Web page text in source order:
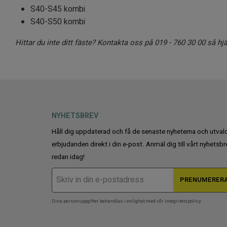
S40-S45 kombi
S40-S50 kombi
Hittar du inte ditt fäste? Kontakta oss på 019 - 760 30 00 så
NYHETSBREV
Håll dig uppdaterad och få de senaste nyheterna och
erbjudanden direkt i din e-post. Anmäl dig till vårt
redan idag!
Dina personuppgifter behandlas i enlighet med vår integritetspolicy.